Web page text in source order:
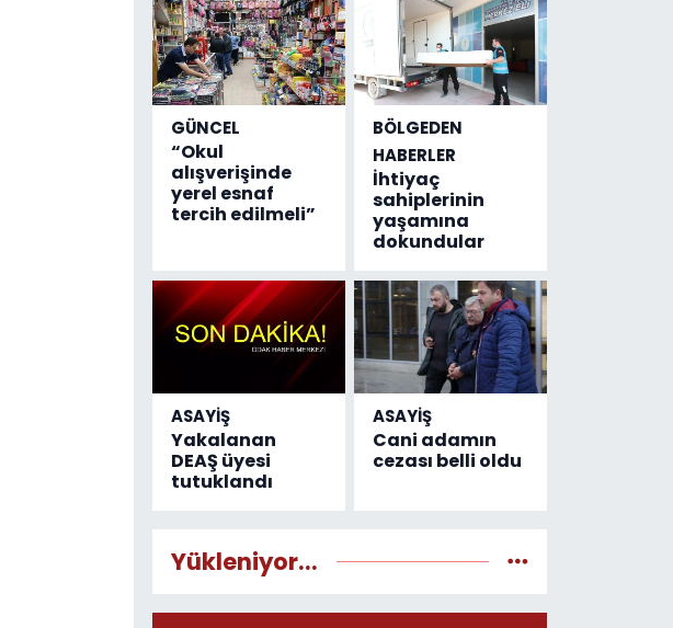
GÜNCEL
“Okul
alışverişinde
yerel esnaf
tercih edilmeli”
BÖLGEDEN
HABERLER
İhtiyaç
sahiplerinin
yaşamına
dokundular
ASAYİŞ
Yakalanan
DEAŞ üyesi
tutuklandı
ASAYİŞ
Cani adamın
cezası belli oldu
Yükleniyor...